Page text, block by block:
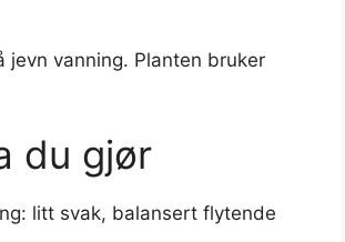
jevn vanning. Planten bruker
du gjør
litt svak, balansert flytende